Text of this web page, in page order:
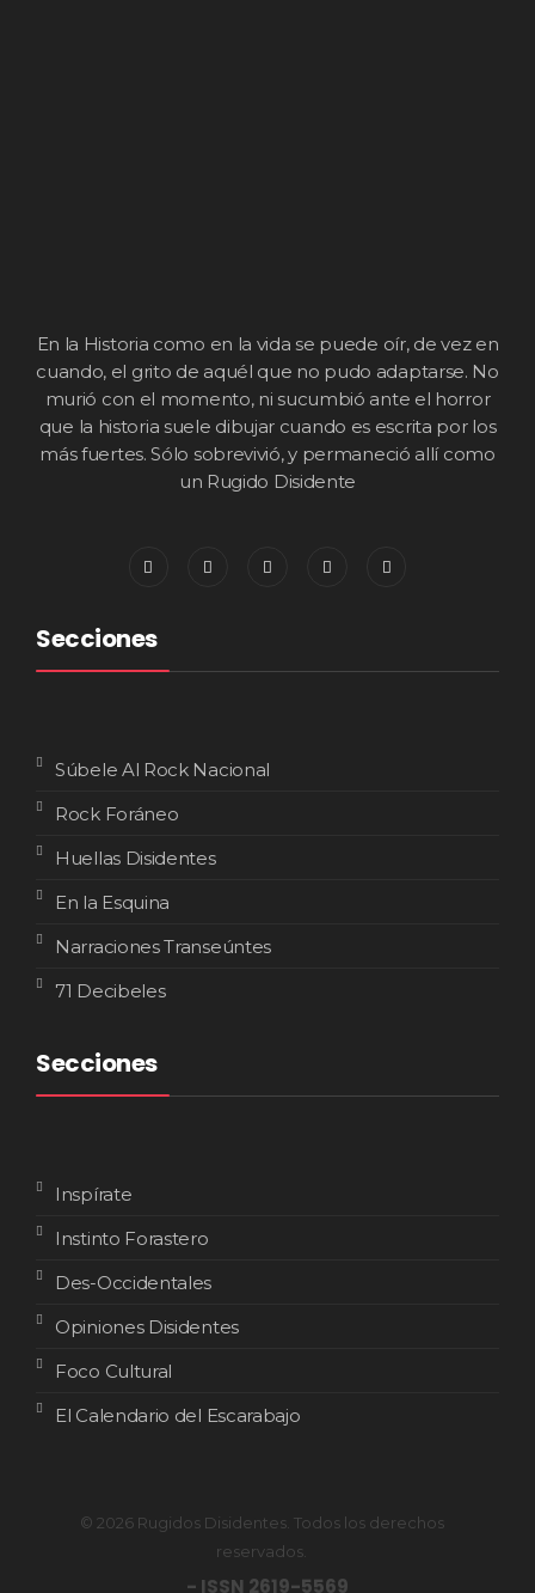
En la Historia como en la vida se puede oír, de vez en
cuando, el grito de aquél que no pudo adaptarse. No
murió con el momento, ni sucumbió ante el horror
que la historia suele dibujar cuando es escrita por los
más fuertes. Sólo sobrevivió, y permaneció allí como
un Rugido Disidente
Secciones
Súbele Al Rock Nacional
Rock Foráneo
Huellas Disidentes
En la Esquina
Narraciones Transeúntes
71 Decibeles
Secciones
Inspírate
Instinto Forastero
Des-Occidentales
Opiniones Disidentes
Foco Cultural
El Calendario del Escarabajo
© 2026 Rugidos Disidentes. Todos los derechos
reservados.
- ISSN 2619-5569